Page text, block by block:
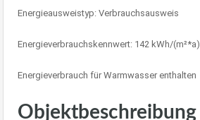
Energieausweistyp: Verbrauchsausweis
Energieverbrauchskennwert: 142 kWh/(m²*a)
Energieverbrauch für Warmwasser enthalten
Objektbeschreibung